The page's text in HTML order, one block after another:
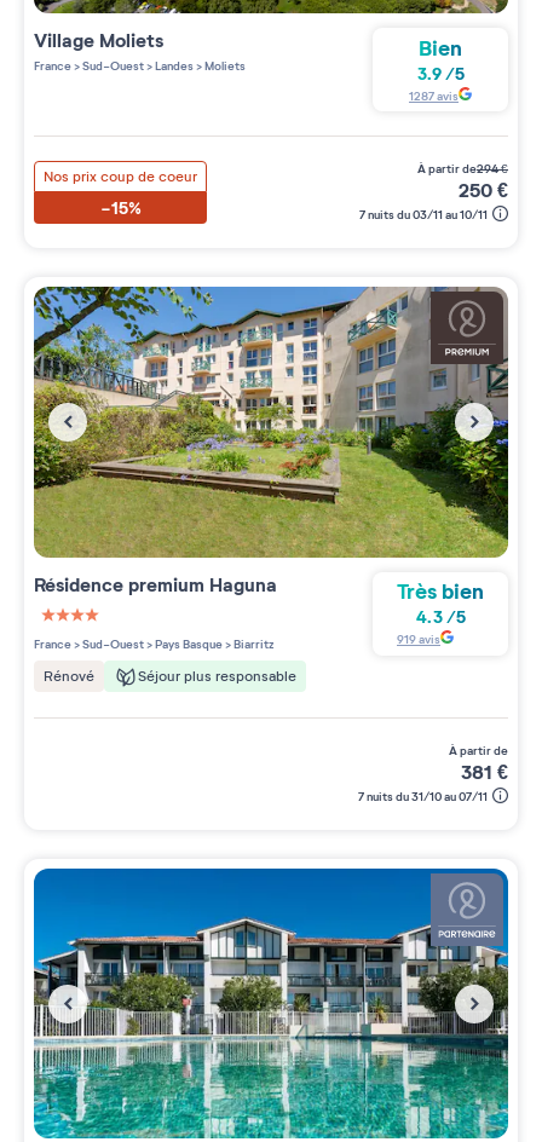
Village Moliets
France>Sud-Ouest>Landes>Moliets
Bien
3.9 /5
1287avis
Nos prix coup de coeur
-15%
à partir de294€
250€
7 nuits du 03/11 au 10/11
Résidence premium Haguna
4 étoiles sur 5
France>Sud-Ouest>Pays Basque>Biarritz
Rénové Séjour plus responsable
Très bien
4.3/5
919avis
à partir de
381 €
7 nuits du 31/10 au 07/11